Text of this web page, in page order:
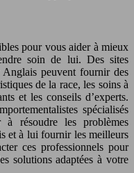
pour vous aider à mieux
soin de lui. Des sites
Anglais peuvent fournir des
de la race, les soins à
et les conseils d’experts.
spécialisés
résoudre les problèmes
et à lui fournir les meilleurs
ces professionnels pour
solutions adaptées à votre